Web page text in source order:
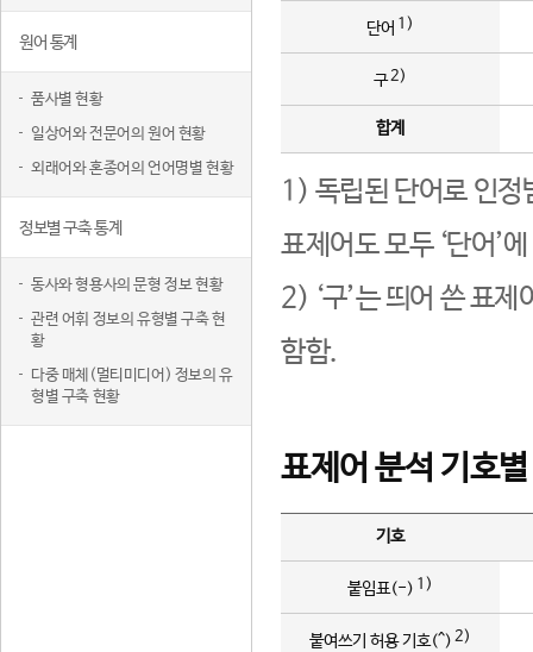
원어 통계
품사별 현황
일상어와 전문어의 원어 현황
외래어와 혼종어의 언어명별 현황
정보별 구축 통계
동사와 형용사의 문형 정보 현황
관련 어휘 정보의 유형별 구축 현
황
다중 매체(멀티미디어) 정보의 유
형별 구축 현황
단어 1)
구2)
합계
1) 독립된 단어로 인정
표제어도 모두 ‘단어’
2) ‘구’는 띄어 쓴 표
함함.
표제어 분석 기호
기호
붙임표(-) 1)
붙여쓰기 허용 기호(^) 2)